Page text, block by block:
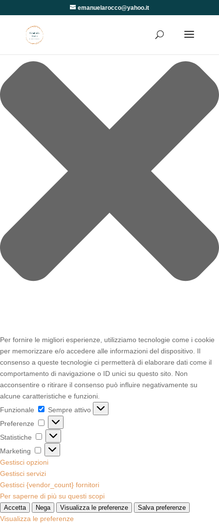
Per fornire le migliori esperienze, utilizziamo tecnologie come i cookie
per memorizzare e/o accedere alle informazioni del dispositivo. Il
consenso a queste tecnologie ci permetterà di elaborare dati come il
comportamento di navigazione o ID unici su questo sito. Non
acconsentire o ritirare il consenso può influire negativamente su
alcune caratteristiche e funzioni.
Funzionale
Funzionale
Sempre attivo
Preferenze
Preferenze
Statistiche Statistiche
Marketing
Marketing
Gestisci opzioni
Gestisci servizi
Gestisci {vendor_count} fornitori
Per saperne di più su questi scopi
Accetta Nega Visualizza le preferenze Salva preferenze
Visualizza le preferenze
emanuelarocco@yahoo.it